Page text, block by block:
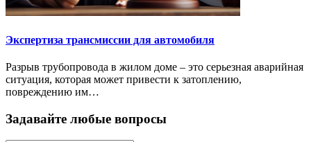
Экспертиза трансмиссии для автомобиля
Разрыв трубопровода в жилом доме – это серьезная аварийная
ситуация, которая может привести к затоплению,
повреждению им…
Задавайте любые вопросы